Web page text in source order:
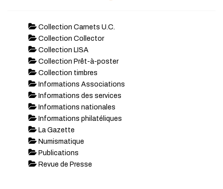
Collection Carnets U.C.
Collection Collector
Collection LISA
Collection Prêt-à-poster
Collection timbres
Informations Associations
Informations des services
Informations nationales
Informations philatéliques
La Gazette
Numismatique
Publications
Revue de Presse